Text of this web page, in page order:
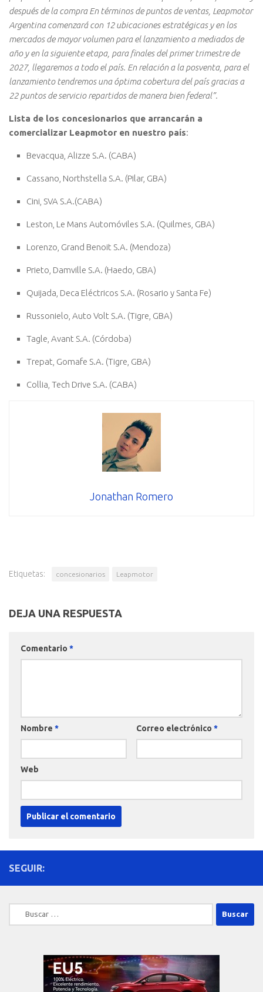
después de la compra En términos de puntos de ventas, Leapmotor
Argentina comenzará con 12 ubicaciones estratégicas y en los
mercados de mayor volumen para el lanzamiento a mediados de
año y en la siguiente etapa, para finales del primer trimestre de
2027, llegaremos a todo el país. En relación a la posventa, para el
lanzamiento tendremos una óptima cobertura del país gracias a
22 puntos de servicio repartidos de manera bien federal”.
Lista de los concesionarios que arrancarán a
comercializar Leapmotor en nuestro país:
Bevacqua, Alizze S.A. (CABA)
Cassano, Northstella S.A. (Pilar, GBA)
Cini, SVA S.A.(CABA)
Leston, Le Mans Automóviles S.A. (Quilmes, GBA)
Lorenzo, Grand Benoit S.A. (Mendoza)
Prieto, Damville S.A. (Haedo, GBA)
Quijada, Deca Eléctricos S.A. (Rosario y Santa Fe)
Russonielo, Auto Volt S.A. (Tigre, GBA)
Tagle, Avant S.A. (Córdoba)
Trepat, Gomafe S.A. (Tigre, GBA)
Collia, Tech Drive S.A. (CABA)
Jonathan Romero
Etiquetas: concesionarios Leapmotor
DEJA UNA RESPUESTA
Comentario *
Nombre * Correo electrónico *
Web
SEGUIR:
Buscar: